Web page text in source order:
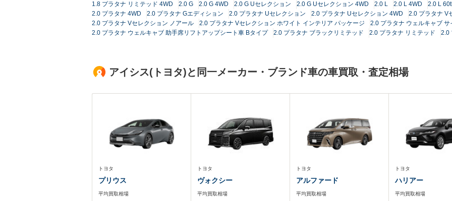
1.8 プラタナ リミテッド 4WD
2.0 G 2.0 G 4WD 2.0 G Uセレクション 2.0 G Uセレクション 4WD 2.0 L 2.0 L 4WD
2.0 L
2.0 プラタナ 4WD
2.0 プラタナ Gエディション 2.0 プラタナ Uセレクション 2.0 プラタナ Uセレクション 4WD
2.0 プラタナ V
2.0 プラタナ Vセレクション ノアール
2.0 プラタナ Vセレクション ホワイト インテリア パッケージ
2.0 プラタナ ウェルキャブ
2.0 プラタナ ウェルキャブ 助手席リフトアップシート車 Bタイプ
2.0 プラタナ ブラックリミテッド 2.0 プラタナ リミテッド 2.0
アイシス(トヨタ)と同一メーカー・ブランド車の車買取・査定相場
トヨタ
プリウス
平均買取相場
トヨタ
ヴォクシー
平均買取相場
トヨタ
アルファード
平均買取相場
トヨタ
ハリアー
平均買取相場